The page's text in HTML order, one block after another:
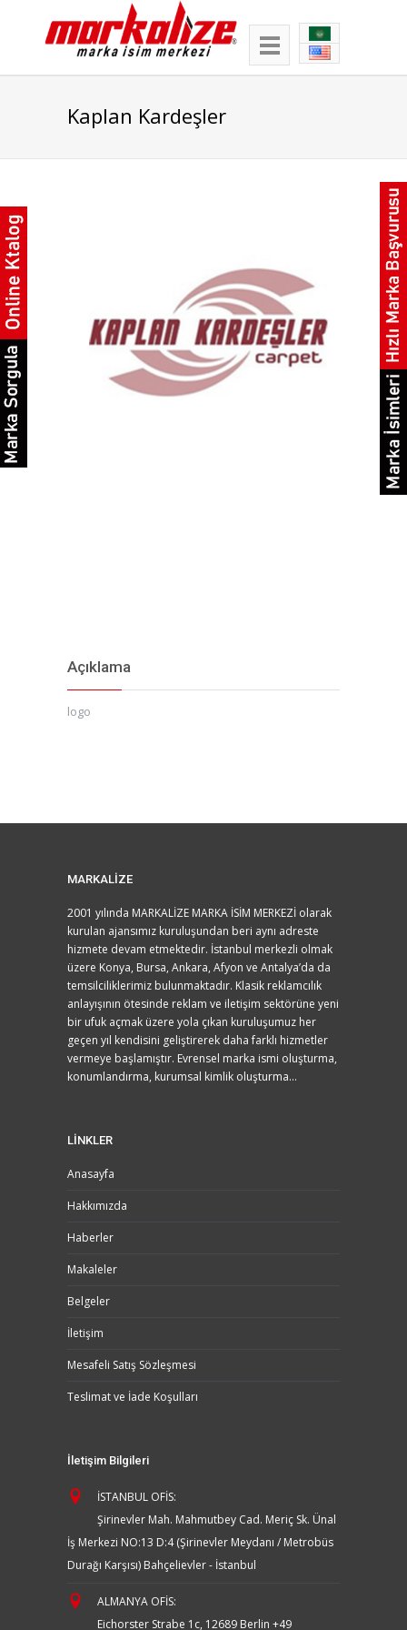
Kaplan Kardeşler
Açıklama
logo
MARKALİZE
2001 yılında MARKALİZE MARKA İSİM MERKEZİ olarak
kurulan ajansımız kuruluşundan beri aynı adreste
hizmete devam etmektedir. İstanbul merkezli olmak
üzere Konya, Bursa, Ankara, Afyon ve Antalya’da da
temsilciliklerimiz bulunmaktadır. Klasik reklamcılık
anlayışının ötesinde reklam ve iletişim sektörüne yeni
bir ufuk açmak üzere yola çıkan kuruluşumuz her
geçen yıl kendisini geliştirerek daha farklı hizmetler
vermeye başlamıştır. Evrensel marka ismi oluşturma,
konumlandırma, kurumsal kimlik oluşturma...
LİNKLER
Anasayfa
Hakkımızda
Haberler
Makaleler
Belgeler
İletişim
Mesafeli Satış Sözleşmesi
Teslimat ve İade Koşulları
İletişim Bilgileri
İSTANBUL OFİS:
Şirinevler Mah. Mahmutbey Cad. Meriç Sk. Ünal
İş Merkezi NO:13 D:4 (Şirinevler Meydanı / Metrobüs
Durağı Karşısı) Bahçelievler - İstanbul
ALMANYA OFİS:
Eichorster Strabe 1c, 12689 Berlin +49